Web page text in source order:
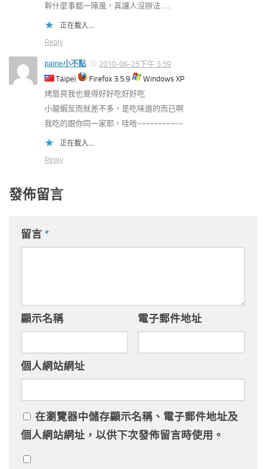
幹什麼事都一陣風，真讓人沒辦法……
正在載入...
Reply
paine小不點
2010-06-25下午 3:59
Taipei
Firefox 3.5.9
Windows XP
烤扇貝我也覺得好好吃好好吃
小龍蝦反而就差不多，是吃味道的而已啊
我吃的跟你同一家耶，哇哈~~~~~~~~~~~
正在載入...
Reply
發佈留言
留言 *
顯示名稱 電子郵件地址
個人網站網址
在瀏覽器中儲存顯示名稱、電子郵件地址及
個人網站網址，以供下次發佈留言時使用。